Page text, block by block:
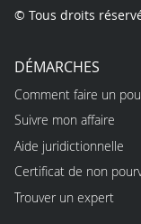
© Tous droits
DÉMARCHES
Comment faire un
Suivre mon affaire
Aide juridictionnelle
Certificat de non
Trouver un expert